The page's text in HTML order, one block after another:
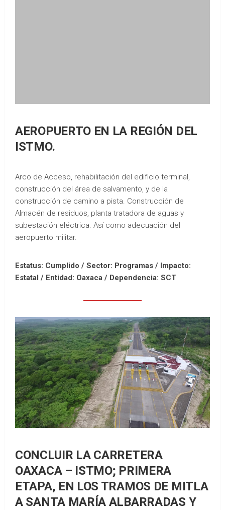
AEROPUERTO EN LA REGIÓN DEL
ISTMO.
Arco de Acceso, rehabilitación del edificio terminal,
construcción del área de salvamento, y de la
construcción de camino a pista. Construcción de
Almacén de residuos, planta tratadora de aguas y
subestación eléctrica. Así como adecuación del
aeropuerto militar.
Estatus: Cumplido / Sector: Programas / Impacto:
Estatal / Entidad: Oaxaca / Dependencia: SCT
CONCLUIR LA CARRETERA
OAXACA – ISTMO; PRIMERA
ETAPA, EN LOS TRAMOS DE MITLA
A SANTA MARÍA ALBARRADAS Y